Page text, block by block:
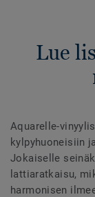
Lue
Aquarelle-
kylpyhuoneisiin
Jokaiselle
lattiaratkaisu,
harmonisen